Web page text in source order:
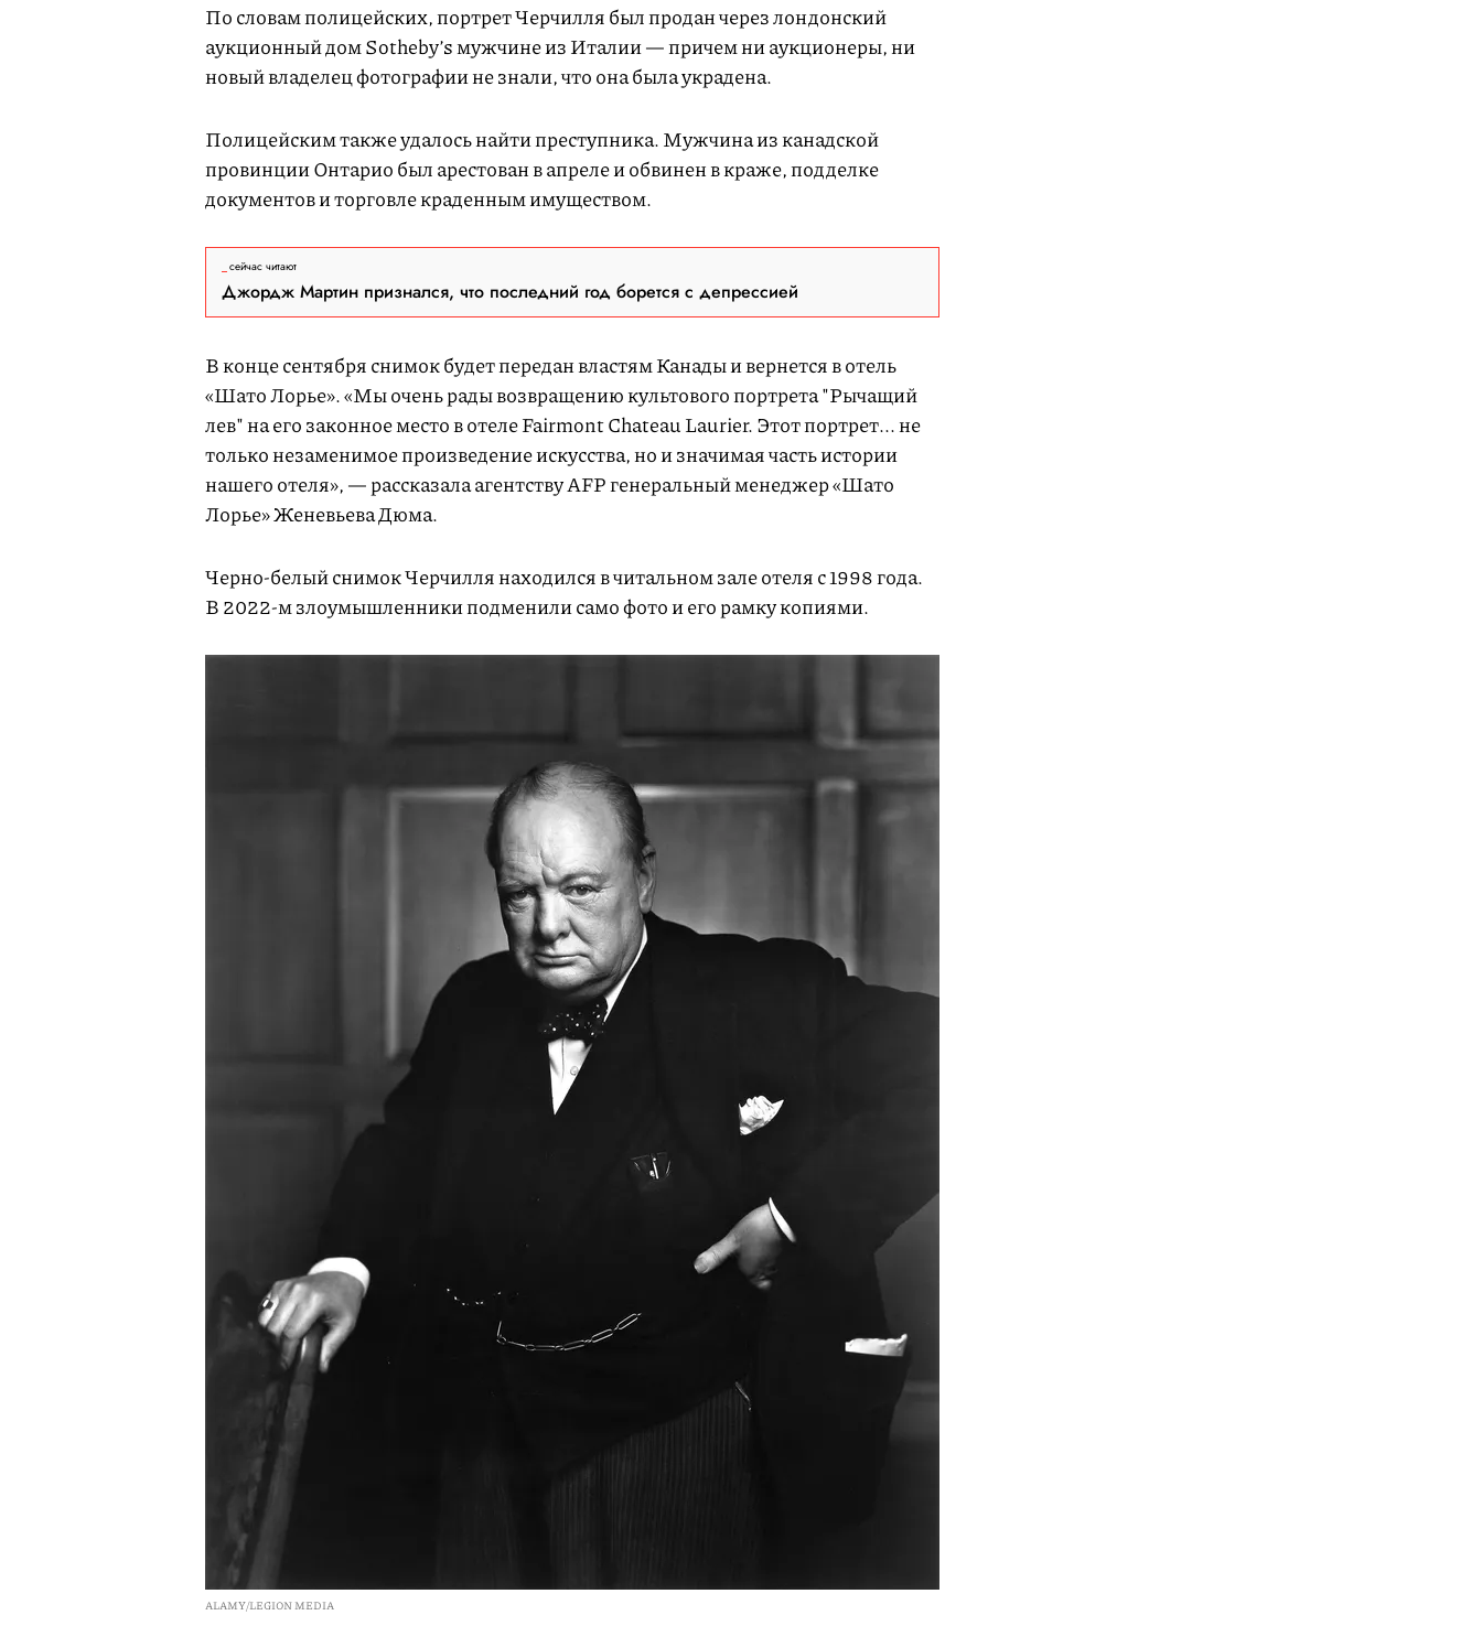
По словам полицейских, портрет Черчилля был продан через лондонский
аукционный дом Sotheby’s мужчине из Италии — причем ни аукционеры, ни
новый владелец фотографии не знали, что она была украдена.
Полицейским также удалось найти преступника. Мужчина из канадской
провинции Онтарио был арестован в апреле и обвинен в краже, подделке
документов и торговле краденным имуществом.
сейчас читают
Джордж Мартин признался, что последний год борется с депрессией
В конце сентября снимок будет передан властям Канады и вернется в отель
«Шато Лорье». «Мы очень рады возвращению культового портрета "Рычащий
лев" на его законное место в отеле Fairmont Chateau Laurier. Этот портрет... не
только незаменимое произведение искусства, но и значимая часть истории
нашего отеля», — рассказала агентству AFP генеральный менеджер «Шато
Лорье» Женевьева Дюма.
Черно-белый снимок Черчилля находился в читальном зале отеля с 1998 года.
В 2022-м злоумышленники подменили само фото и его рамку копиями.
ALAMY/LEGION MEDIA